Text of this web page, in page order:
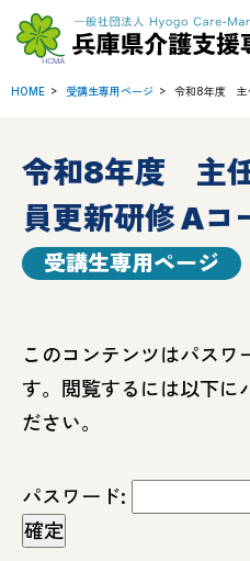
HOME 受講生専用ページ 令和8年度 主
令和8年度 主
員更新研修 Aコ
受講生専用ページ
このコンテンツはパスワ
す。閲覧するには以下に
ださい。
パスワード: